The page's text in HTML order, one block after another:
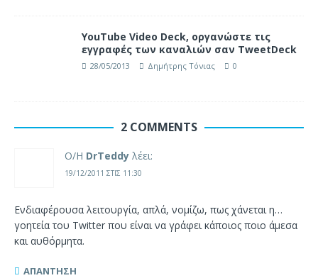
YouTube Video Deck, οργανώστε τις
εγγραφές των καναλιών σαν TweetDeck
28/05/2013 Δημήτρης Τόνιας 0
2 COMMENTS
Ο/Η DrTeddy λέει:
19/12/2011 ΣΤΙΣ 11:30
Ενδιαφέρουσα λειτουργία, απλά, νομίζω, πως χάνεται η…
γοητεία του Twitter που είναι να γράφει κάποιος ποιο άμεσα
και αυθόρμητα.
ΑΠΆΝΤΗΣΗ